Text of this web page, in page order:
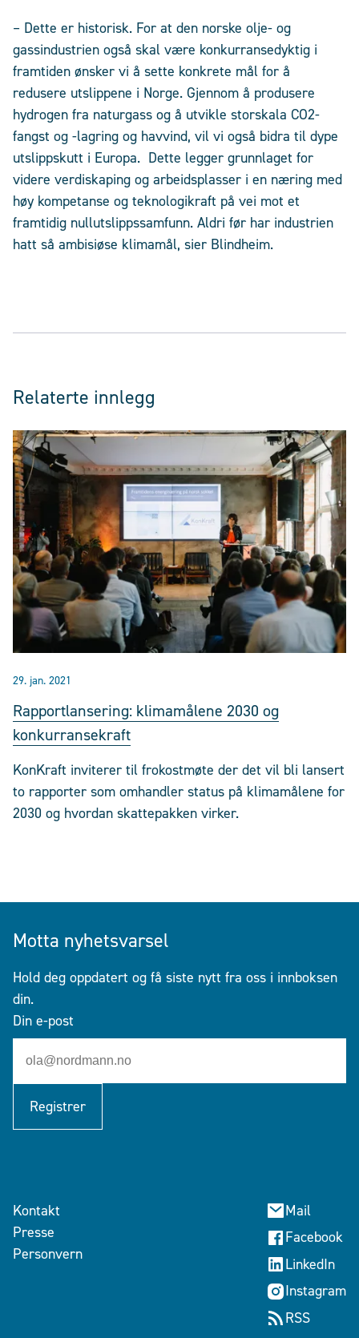
– Dette er historisk. For at den norske olje- og
gassindustrien også skal være konkurransedyktig i
framtiden ønsker vi å sette konkrete mål for å
redusere utslippene i Norge. Gjennom å produsere
hydrogen fra naturgass og å utvikle storskala CO2-
fangst og -lagring og havvind, vil vi også bidra til dype
utslippskutt i Europa. Dette legger grunnlaget for
videre verdiskaping og arbeidsplasser i en næring med
høy kompetanse og teknologikraft på vei mot et
framtidig nullutslippssamfunn. Aldri før har industrien
hatt så ambisiøse klimamål, sier Blindheim.
Relaterte innlegg
29. jan. 2021
Rapportlansering: klimamålene 2030 og
konkurransekraft
KonKraft inviterer til frokostmøte der det vil bli lansert
to rapporter som omhandler status på klimamålene for
2030 og hvordan skattepakken virker.
Motta nyhetsvarsel
Hold deg oppdatert og få siste nytt fra oss i innboksen
din.
Din e-post
Registrer
Kontakt
Presse
Personvern
Mail
Facebook
LinkedIn
Instagram
RSS